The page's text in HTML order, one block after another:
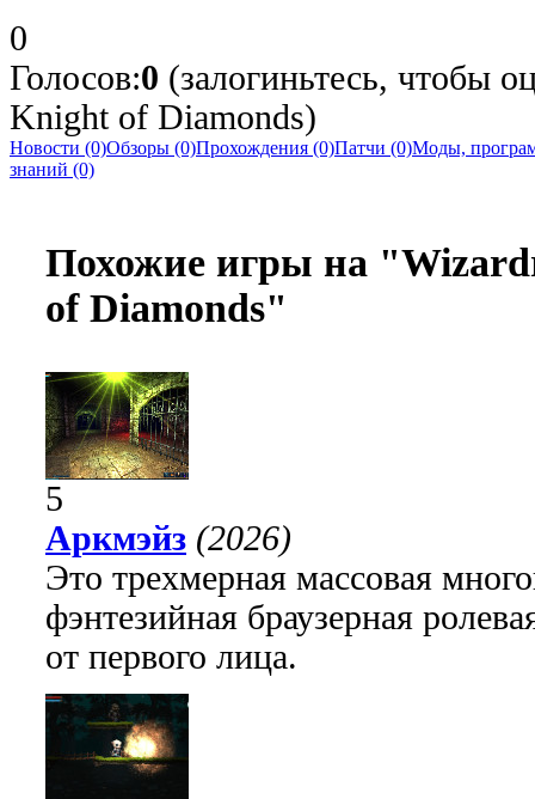
0
Голосов:0 (залогиньтесь, чтобы
Knight of Diamonds)
Новости (0)Обзоры (0)Прохождения (0)Патчи (0)Моды,
знаний (0)
Похожие игры на
of Diamonds"
5
Аркмэйз (2026)
Это трехмерная массовая
фэнтезийная браузерная
от первого лица.